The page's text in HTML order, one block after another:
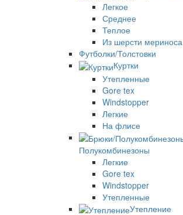
Легкое
Среднее
Теплое
Из шерсти мериноса
Футболки/Толстовки
Куртки
Утепленные
Gore tex
Windstopper
Легкие
На флисе
Полукомбинезоны
Легкие
Gore tex
Windstopper
Утепленные
Утепление